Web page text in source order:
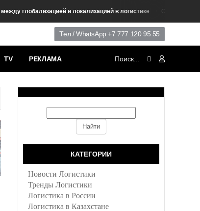
и локализацией в логистике Обучение
Тел / WhatsApp +7 777 120 95 55
TV РЕКЛАМА
КАТЕГОРИИ
Новости Логистики
Тренды Логистики
Логистика в России
Логистика в Казахстане